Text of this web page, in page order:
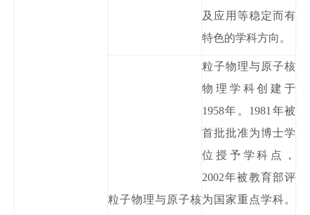
及应用等稳定而有
特色的学科方向。
粒子物理与原子核
粒子物理与原子核
物理学科创建于
1958年。1981年被
首批批准为博士学
位授予学科点，
2002年被教育部评
为国家重点学科。